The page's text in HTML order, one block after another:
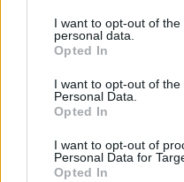
not limited to your visit or
grant or deny consent to
use your data for below
consent section.
I want to opt-out of
personal data.
Opted In
I want to opt-out of the
Personal Data.
Opted In
I want to opt-out of
Personal Data for
Opted In
854.
2018. december 19.
figyelmét, tegnap
kötelező